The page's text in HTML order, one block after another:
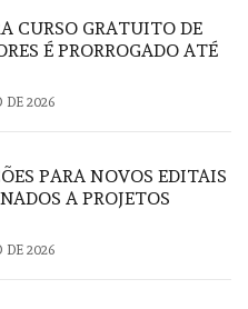
CURSO GRATUITO DE
É PRORROGADO ATÉ
DE 2026
PARA NOVOS EDITAIS
A PROJETOS
DE 2026